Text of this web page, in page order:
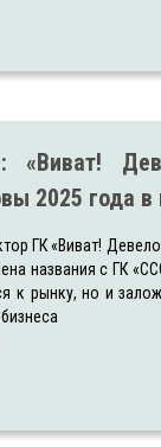
«Виват!
2025 года
ГК «Виват!
названия с ГК
к рынку, но и